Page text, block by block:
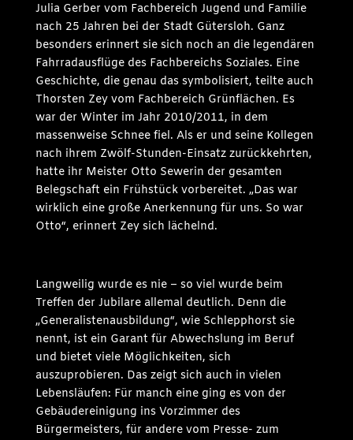
Julia Gerber vom Fachbereich Jugend und Familie
nach 25 Jahren bei der Stadt Gütersloh. Ganz
besonders erinnert sie sich noch an die legendären
Fahrradausflüge des Fachbereichs Soziales. Eine
Geschichte, die genau das symbolisiert, teilte auch
Thorsten Zey vom Fachbereich Grünflächen. Es
war der Winter im Jahr 2010/2011, in dem
massenweise Schnee fiel. Als er und seine Kollegen
nach ihrem Zwölf-Stunden-Einsatz zurückkehrten,
hatte ihr Meister Otto Sewerin der gesamten
Belegschaft ein Frühstück vorbereitet. „Das war
wirklich eine große Anerkennung für uns. So war
Otto“, erinnert Zey sich lächelnd.
Langweilig wurde es nie – so viel wurde beim
Treffen der Jubilare allemal deutlich. Denn die
„Generalistenausbildung“, wie Schlepphorst sie
nennt, ist ein Garant für Abwechslung im Beruf
und bietet viele Möglichkeiten, sich
auszuprobieren. Das zeigt sich auch in vielen
Lebensläufen: Für manch eine ging es von der
Gebäudereinigung ins Vorzimmer des
Bürgermeisters, für andere vom Presse- zum